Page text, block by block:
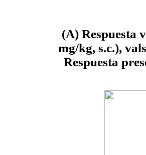
(A) Respuesta
mg/kg, s.c.),
Respuesta